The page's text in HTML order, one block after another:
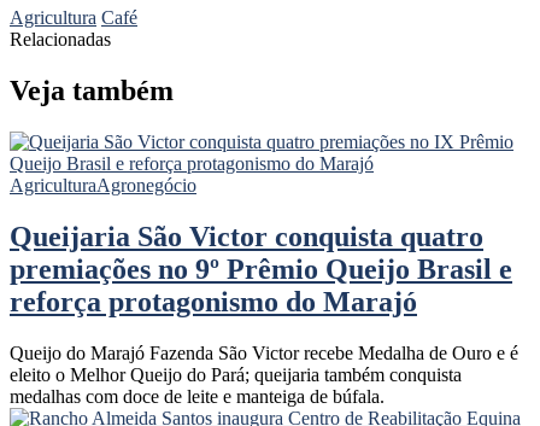
Agricultura Café
Relacionadas
Veja também
AgriculturaAgronegócio
Queijaria São Victor conquista quatro
premiações no 9º Prêmio Queijo Brasil e
reforça protagonismo do Marajó
Queijo do Marajó Fazenda São Victor recebe Medalha de Ouro e é
eleito o Melhor Queijo do Pará; queijaria também conquista
medalhas com doce de leite e manteiga de búfala.